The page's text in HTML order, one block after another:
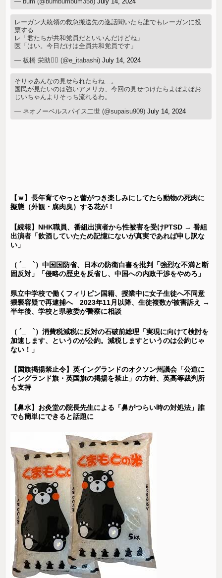
レーガン大統領の救急搬送先の逸話聞いたら誰でもレーガンに投
票する
レ「君たちが共和党員だといいんだけどね」
医「はい。今日だけは全員共和党員です」
— 板橋 栄助🚴‍♂️ (@e_itabashi)July 14, 2024
そりゃあんなの見せられたらね…。
国民が見たいのは強いアメリカ、今回の見せつけたらよぼよぼお
じいちゃんよりそっち流れるわ。
— ネオノーベルスパイス二世 (@supaisu909)July 14, 2024
【ｗ】長年育てやっと蕾がつき楽しみにしてたら動物の死肉に
擬態（外観・腐肉臭）する花が！
【続報】NHK職員、番組出演者から性被害を受けPTSD → 番組
出演者「飲酒していたため記憶にないが真実であれば申し訳な
い」
（ ´_ゝ`）中国国防省、日本の防衛白書を批判「強烈な不満と断
固反対」「侵略の歴史を反省し、中国への内政干渉をやめろ」
県立中学校で働くフィリピン国籍、授業中に女子生徒へ不同意
猥褻容疑で再逮捕へ 2023年11月以降、生徒複数が被害訴え →
半年後、学校と県教委が警察に相談
（ ´_ゝ`）消費税減税に反対の石破前総理「実現に向けて検討を
加速します、というのが公約。減税しますというのは公約じゃ
ない！」
【国旗掲揚禁止令】英イングランドのオクソン州議会「公道に
イングランド旗・英国旗の掲揚を禁止」の方針、英高等裁判所
も支持
【鼻水】お灸堂の院長先生による「鼻がつらい時の対処法」誰
でも簡単にできると話題に